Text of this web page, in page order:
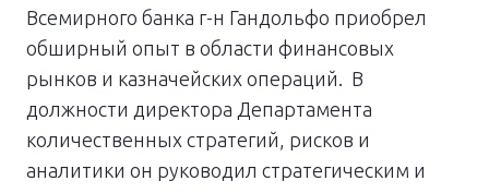
Всемирного банка г-н Гандольфо приобрел
обширный опыт в области финансовых
рынков и казначейских операций. В
должности директора Департамента
количественных стратегий, рисков и
аналитики он руководил стратегическим и